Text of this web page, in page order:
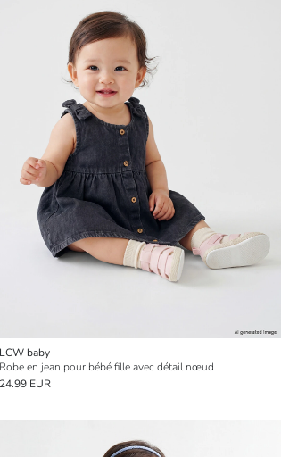
LCW baby
Robe en jean pour bébé fille avec détail nœud
24.99 EUR